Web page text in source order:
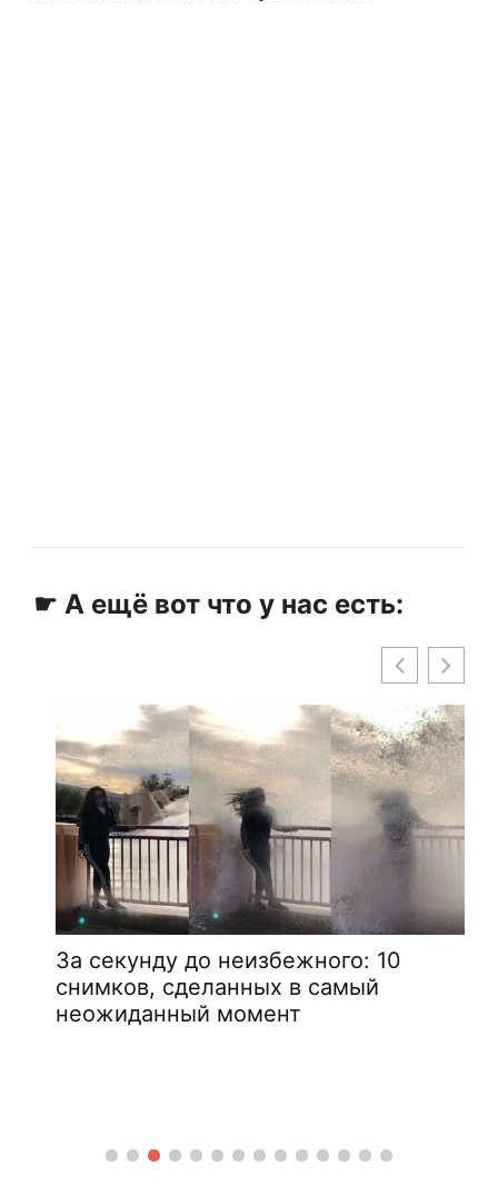
☛ А ещё вот что у нас есть:
За секунду до неизбежного: 10
снимков, сделанных в самый
неожиданный момент